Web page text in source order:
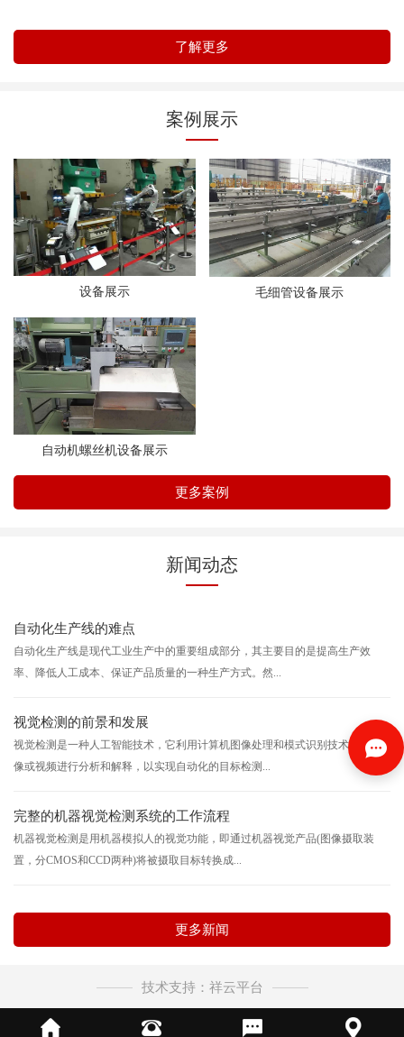
了解更多
案例展示
设备展示 毛细管设备展示
自动机螺丝机设备展示
更多案例
新闻动态
自动化生产线的难点
自动化生产线是现代工业生产中的重要组成部分，其主要目的是提高生产效
率、降低人工成本、保证产品质量的一种生产方式。然...
视觉检测的前景和发展
视觉检测是一种人工智能技术，它利用计算机图像处理和模式识别技术，对图
像或视频进行分析和解释，以实现自动化的目标检测...
完整的机器视觉检测系统的工作流程
机器视觉检测是用机器模拟人的视觉功能，即通过机器视觉产品(图像摄取装
置，分CMOS和CCD两种)将被摄取目标转换成...
更多新闻
技术支持：祥云平台